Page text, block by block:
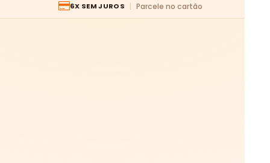
6X SEM JUROS Parcele no cartão